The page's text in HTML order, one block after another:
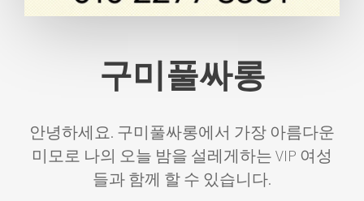
구미풀싸롱
안녕하세요. 구미풀싸롱에서 가장 아름다운
미모로 나의 오늘 밤을 설레게하는 VIP 여성
들과 함께 할 수 있습니다.